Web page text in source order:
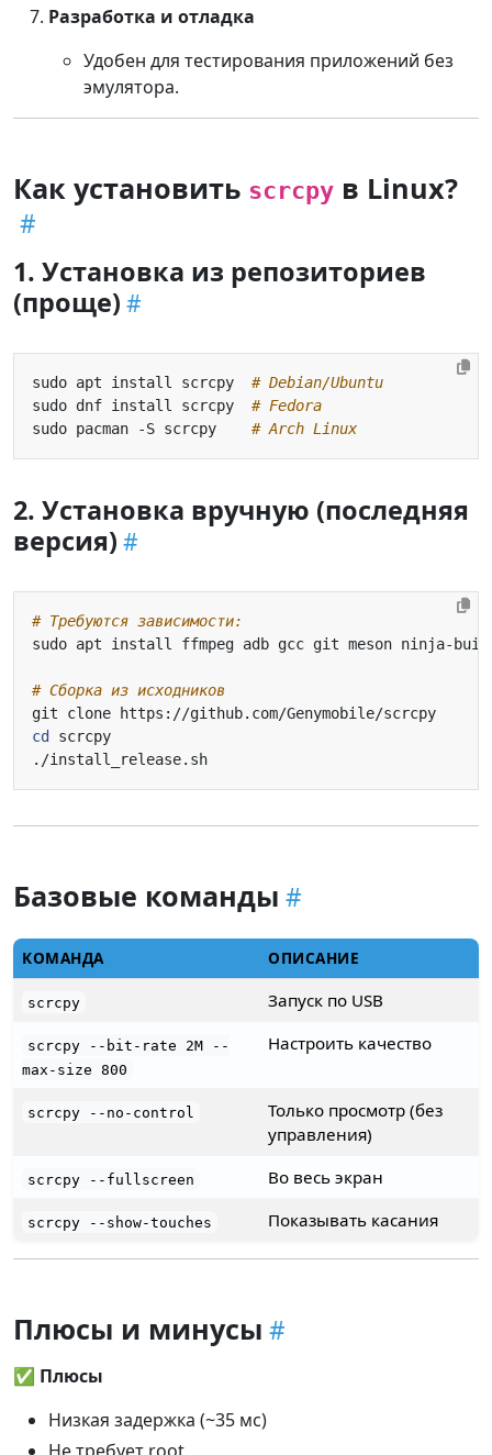
Разработка и отладка
Удобен для тестирования приложений без
эмулятора.
Как установить scrcpy в Linux?
1. Установка из репозиториев
(проще)
sudo apt install scrcpy # Debian/Ubuntu
sudo dnf install scrcpy # Fedora
sudo pacman -S scrcpy # Arch Linux
2. Установка вручную (последняя
версия)
# Требуются зависимости:
# Сборка из исходников
cd
Базовые команды
КОМАНДА ОПИСАНИЕ
scrcpy Запуск по USB
scrcpy --bit-rate 2M --
max-size 800
Настроить качество
scrcpy --no-control
Только просмотр (без
управления)
scrcpy --fullscreen Во весь экран
scrcpy --show-touches Показывать касания
Плюсы и минусы
✅ Плюсы
Низкая задержка (~35 мс)